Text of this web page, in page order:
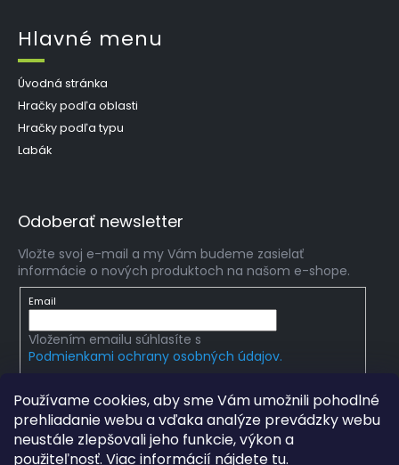
Používame cookies, aby sme Vám umožnili pohodlné
prehliadanie webu a vďaka analýze prevádzky webu
neustále zlepšovali jeho funkcie, výkon a
použiteľnosť. Viac informácií nájdete tu.
Hlavné menu
Úvodná stránka
Hračky podľa oblasti
Hračky podľa typu
Labák
Odoberať newsletter
Vložte svoj e-mail a my Vám budeme zasielať
informácie o nových produktoch na našom e-shope.
Email
Vložením emailu súhlasíte s
Podmienkami ochrany osobných údajov.